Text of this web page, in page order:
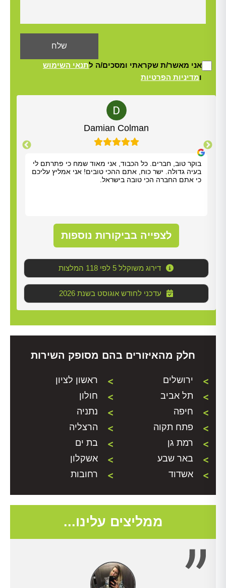
אני מאשר/ת שקראתי ומסכים/ה לתנאי השימוש
ומדיניות הפרטיות
Yisrael Woolf
תודה על כל העזרה. התרשמנו מאוד מנריה לויאני. הוא
הגיע תוך שעה, ביצע את העבודה מהר ונתן לנו הסברים
ברורים. כל הכבוד!
לצפייה בביקורות נוספות
דירוג משוקלל 5 לפי 118 המלצות
2026 עדכני לחודש אוגוסט בשנת
חלק מהאיזורים בהם מסופק השירות
ירושלים
ראשון לציון
תל אביב
חולון
חיפה
נתניה
פתח תקוה
הרצליה
רמת גן
בת ים
באר שבע
אשקלון
אשדוד
רחובות
ממליצים עלינו...